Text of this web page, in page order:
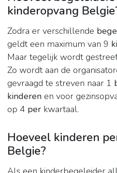
kinderopvang
Zodra er verschillende
geldt een maximum van 9
Maar tegelijk wordt
Zo wordt aan de
gevraagd te streven naar 1
kinderen en voor
op 4 per kwartaal.
Hoeveel kinderen
Belgie?